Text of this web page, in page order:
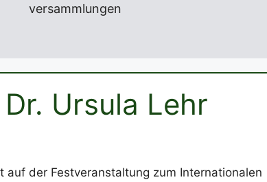
versammlungen
Ursula Lehr
auf der Festveranstaltung zum Internationalen